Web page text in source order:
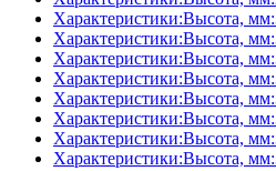
Характеристики:Высота,
Характеристики:Высота,
Характеристики:Высота,
Характеристики:Высота,
Характеристики:Высота,
Характеристики:Высота,
Характеристики:Высота,
Характеристики:Высота,